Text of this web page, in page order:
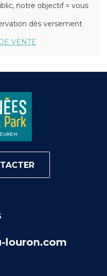
notre objectif = vous
dès versement
VENTE
louron.com